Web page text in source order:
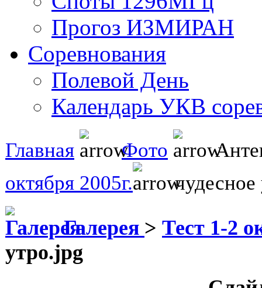
Прогоз ИЗМИРАН
Соревнования
Полевой День
Календарь УКВ
Главная Фото
октября 2005г.
чудесное
Галерея > Тест 1-2
утро.jpg